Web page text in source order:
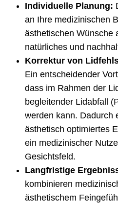
Individuelle Planung:
an Ihre medizinischen
ästhetischen Wünsche
natürliches und
Korrektur von
Ein entscheidender
dass im Rahmen der
begleitender Lidabfall
werden kann. Dadurch
ästhetisch optimiertes
ein medizinischer
Gesichtsfeld.
Langfristige
kombinieren
ästhetischem